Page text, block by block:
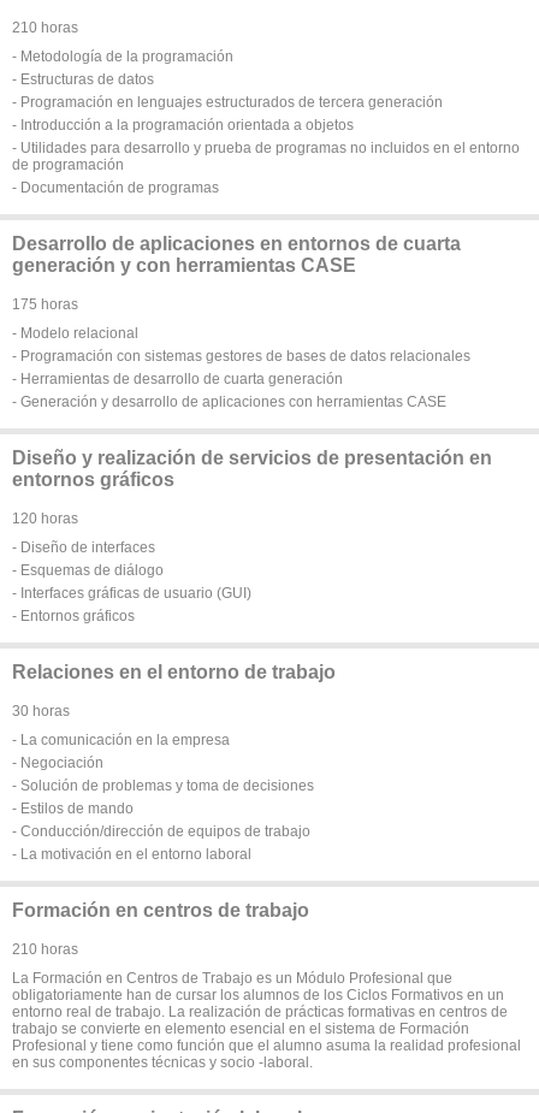
210 horas
- Metodología de la programación
- Estructuras de datos
- Programación en lenguajes estructurados de tercera generación
- Introducción a la programación orientada a objetos
- Utilidades para desarrollo y prueba de programas no incluidos en el entorno
de programación
- Documentación de programas
Desarrollo de aplicaciones en entornos de cuarta
generación y con herramientas CASE
175 horas
- Modelo relacional
- Programación con sistemas gestores de bases de datos relacionales
- Herramientas de desarrollo de cuarta generación
- Generación y desarrollo de aplicaciones con herramientas CASE
Diseño y realización de servicios de presentación en
entornos gráficos
120 horas
- Diseño de interfaces
- Esquemas de diálogo
- Interfaces gráficas de usuario (GUI)
- Entornos gráficos
Relaciones en el entorno de trabajo
30 horas
- La comunicación en la empresa
- Negociación
- Solución de problemas y toma de decisiones
- Estilos de mando
- Conducción/dirección de equipos de trabajo
- La motivación en el entorno laboral
Formación en centros de trabajo
210 horas
La Formación en Centros de Trabajo es un Módulo Profesional que
obligatoriamente han de cursar los alumnos de los Ciclos Formativos en un
entorno real de trabajo. La realización de prácticas formativas en centros de
trabajo se convierte en elemento esencial en el sistema de Formación
Profesional y tiene como función que el alumno asuma la realidad profesional
en sus componentes técnicas y socio -laboral.